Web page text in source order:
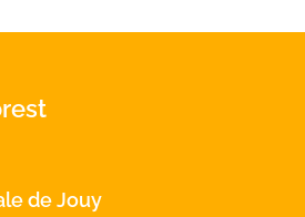
de Jouy